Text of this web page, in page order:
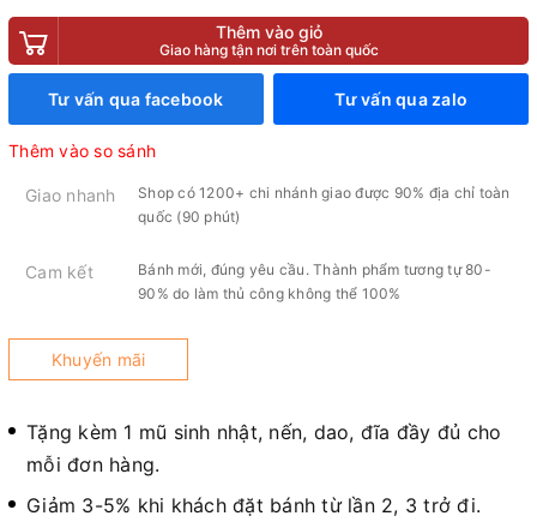
Thêm vào giỏ
Giao hàng tận nơi trên toàn quốc
Tư vấn qua facebook Tư vấn qua zalo
Thêm vào so sánh
Giao nhanh
Shop có 1200+ chi nhánh giao được 90% địa chỉ toàn
quốc (90 phút)
Cam kết
Bánh mới, đúng yêu cầu. Thành phẩm tương tự 80-
90% do làm thủ công không thể 100%
Khuyến mãi
Tặng kèm 1 mũ sinh nhật, nến, dao, đĩa đầy đủ cho
mỗi đơn hàng.
Giảm 3-5% khi khách đặt bánh từ lần 2, 3 trở đi.